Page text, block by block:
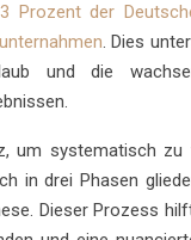
Prozent der
. Dies
und die
um systematisch zu
in drei Phasen
Dieser Prozess